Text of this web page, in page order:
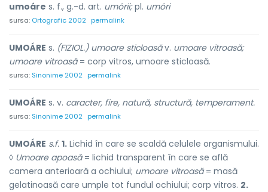
umoáre s. f., g.-d. art. umórii;pl. umóri
sursa: Ortografic 2002 permalink
UMOÁRE s. (FIZIOL.) umoare sticloasăv. umoare vitroasă;
umoare vitroasă= corp vitros, umoare sticloasă.
sursa: Sinonime 2002 permalink
UMOÁRE s. v. caracter, fire, natură, structură, temperament.
sursa: Sinonime 2002 permalink
UMOÁRE s.f. 1. Lichid în care se scaldă celulele organismului.
◊ Umoare apoasă= lichid transparent în care se află
camera anterioară a ochiului; umoare vitroasă= masă
gelatinoasă care umple tot fundul ochiului; corp vitros. 2.